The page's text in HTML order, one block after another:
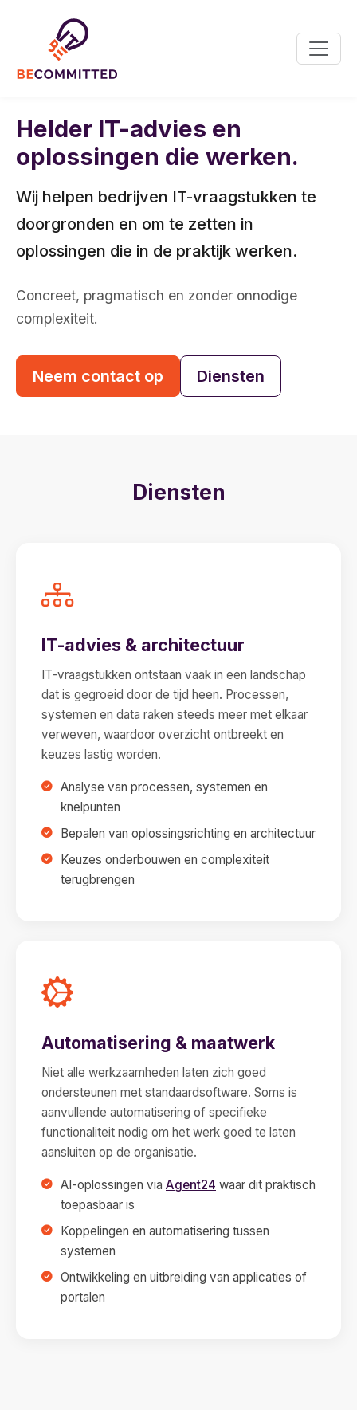
Helder IT-advies en
oplossingen die werken.
Wij helpen bedrijven IT-vraagstukken te
doorgronden en om te zetten in
oplossingen die in de praktijk werken.
Concreet, pragmatisch en zonder onnodige
complexiteit.
Neem contact op Diensten
Diensten
IT-advies & architectuur
IT-vraagstukken ontstaan vaak in een landschap
dat is gegroeid door de tijd heen. Processen,
systemen en data raken steeds meer met elkaar
verweven, waardoor overzicht ontbreekt en
keuzes lastig worden.
Analyse van processen, systemen en
knelpunten
Bepalen van oplossingsrichting en architectuur
Keuzes onderbouwen en complexiteit
terugbrengen
Automatisering & maatwerk
Niet alle werkzaamheden laten zich goed
ondersteunen met standaardsoftware. Soms is
aanvullende automatisering of specifieke
functionaliteit nodig om het werk goed te laten
aansluiten op de organisatie.
AI-oplossingen via Agent24 waar dit praktisch
toepasbaar is
Koppelingen en automatisering tussen
systemen
Ontwikkeling en uitbreiding van applicaties of
portalen